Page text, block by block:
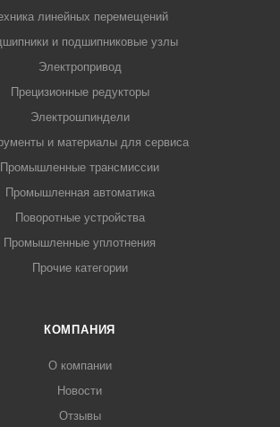
линейных перемещений
и подшипниковые узлы
Электропривод
Прецизионные редукторы
Электрошпиндели
и материалы для сервиса
Промышленные трансмиссии
Промышленная автоматика
Поворотные устройства
Промышленные уплотнения
Прочие категории
КОМПАНИЯ
О компании
Новости
Отзывы